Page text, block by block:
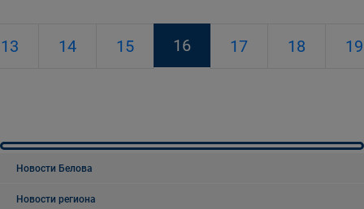
13 14 15 16 17 18 19
Новости Белова
Новости региона